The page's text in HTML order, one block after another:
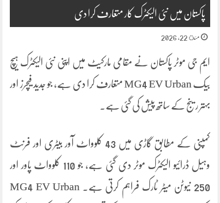
پاکستان میں نئی الیکٹرک کار متعارف کرا دی
مئ 22, 2026
ایم جی موٹر پاکستان نے مقامی مارکیٹ میں اپنی نئی الیکٹرک ہیچ
بیک MG4 EV Urban متعارف کرا دی ہے، جو جدید فیچرز اور
بہتر رینج کے ساتھ پیش کی گئی ہے۔
کمپنی کے مطابق گاڑی میں 43 کلوواٹ آور بیٹری اور فرنٹ
وہیل ڈرائیو الیکٹرک موٹر دی گئی ہے، جو 110 کلوواٹ پاور اور
250 نیوٹن میٹر ٹارک فراہم کرتی ہے۔ MG4 EV Urban